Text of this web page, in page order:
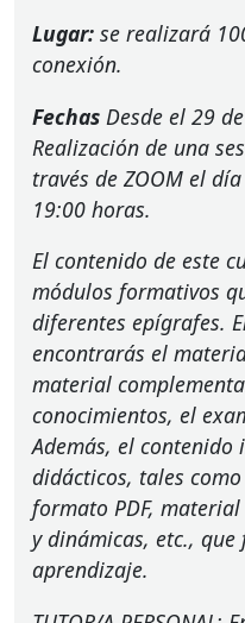
Lugar: se realizará
conexión.
Fechas Desde el 29
Realización de una
través de ZOOM el
19:00 horas.
El contenido de este
módulos formativos
diferentes epígrafes.
encontrarás el
material
conocimientos, el
Además, el contenido
didácticos, tales
formato PDF, material
y dinámicas, etc.,
aprendizaje.